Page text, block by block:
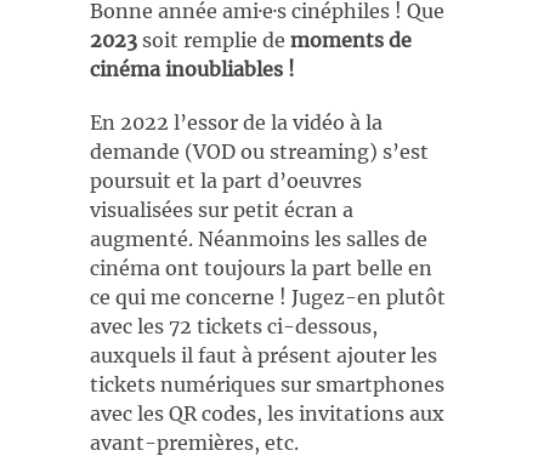
Bonne année ami·e·s cinéphiles ! Que
2023 soit remplie de moments de
cinéma inoubliables !
En 2022 l’essor de la vidéo à la
demande (VOD ou streaming) s’est
poursuit et la part d’oeuvres
visualisées sur petit écran a
augmenté. Néanmoins les salles de
cinéma ont toujours la part belle en
ce qui me concerne ! Jugez-en plutôt
avec les 72 tickets ci-dessous,
auxquels il faut à présent ajouter les
tickets numériques sur smartphones
avec les QR codes, les invitations aux
avant-premières, etc.